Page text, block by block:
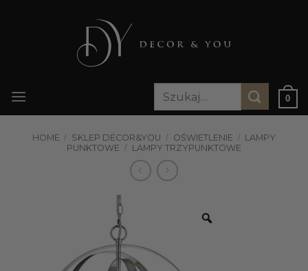
Szukaj:
0
HOME / SKLEP DECOR&YOU / OŚWIETLENIE / LAMPY
PUNKTOWE / LAMPY TRZYPUNKTOWE